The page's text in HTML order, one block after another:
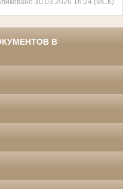
30.03.2026 16:24 (МСК)
В